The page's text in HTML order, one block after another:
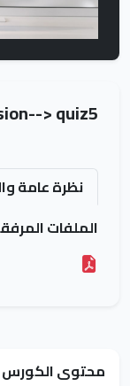
> quiz5
نظرة عامة
الملفات
محتوى الكورس